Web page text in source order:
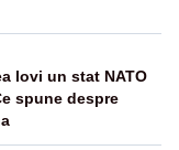
lovi un stat NATO
spune despre